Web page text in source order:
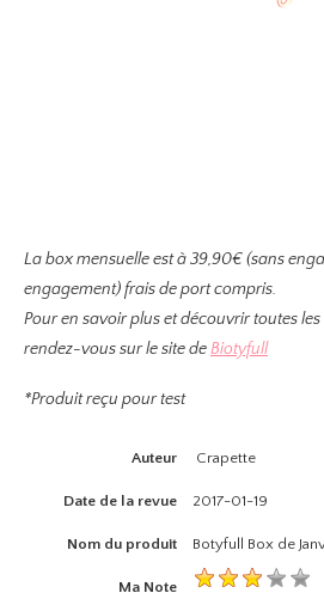
La box mensuelle est à 39,90€ (sans
engagement) frais de port compris.
Pour en savoir plus et découvrir toutes
rendez-vous sur le site deBiotyfull
*Produit reçu pour test
Auteur Crapette
Date de la revue 2017-01-19
Nom du produit Botyfull Box de
Ma Note